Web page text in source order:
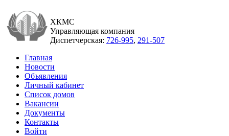
ХКМС
Управляющая компания
Диспетчерская: 726-995, 291-507
Главная
Новости
Объявления
Личный кабинет
Список домов
Вакансии
Документы
Контакты
Войти